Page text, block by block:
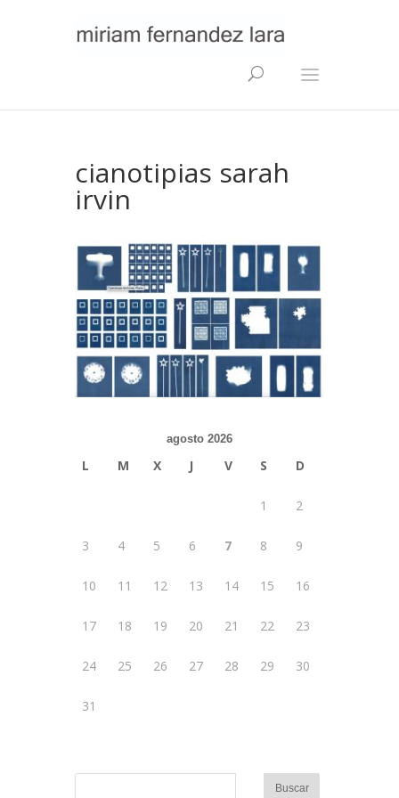
cianotipias sarah
irvin
agosto 2026
L M X J V S D
1 2
3 4 5 6 7 8 9
10 11 12 13 14 15 16
17 18 19 20 21 22 23
24 25 26 27 28 29 30
31